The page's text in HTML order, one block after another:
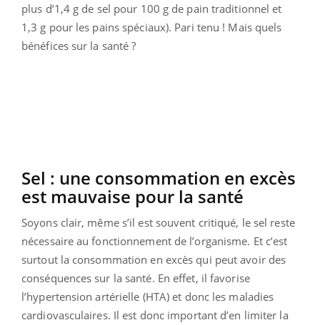
plus d’1,4 g de sel pour 100 g de pain traditionnel et
1,3 g pour les pains spéciaux). Pari tenu ! Mais quels
bénéfices sur la santé ?
Sel : une consommation en excès
est mauvaise pour la santé
Soyons clair, même s’il est souvent critiqué, le sel reste
nécessaire au fonctionnement de l’organisme. Et c’est
surtout la consommation en excès qui peut avoir des
conséquences sur la santé. En effet, il favorise
l’hypertension artérielle (HTA) et donc les maladies
cardiovasculaires. Il est donc important d’en limiter la